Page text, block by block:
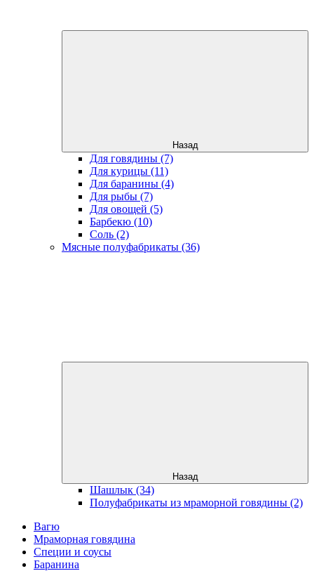
Назад
Для говядины (7)
Для курицы (11)
Для баранины (4)
Для рыбы (7)
Для овощей (5)
Барбекю (10)
Соль (2)
Мясные полуфабрикаты (36)
Назад
Шашлык (34)
Полуфабрикаты из мраморной говядины (2)
Вагю
Мраморная говядина
Специи и соусы
Баранина